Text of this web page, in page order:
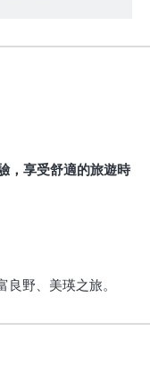
，享受舒適的旅遊時
野、美瑛之旅。